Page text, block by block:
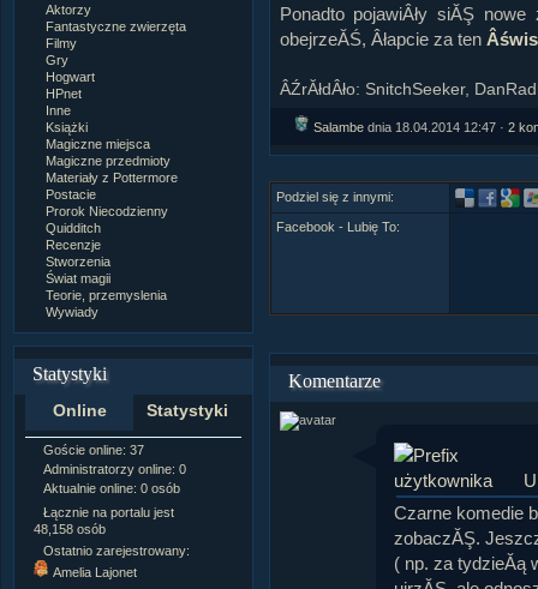
Aktorzy
Fantastyczne zwierzęta
Filmy
Gry
Hogwart
HPnet
Inne
Książki
Magiczne miejsca
Magiczne przedmioty
Materiały z Pottermore
Postacie
Prorok Niecodzienny
Quidditch
Recenzje
Stworzenia
Świat magii
Teorie, przemyslenia
Wywiady
Statystyki
Online Statystyki
Goście online: 37
Administratorzy online: 0
Aktualnie online: 0 osób
Łącznie na portalu jest
48,158 osób
Ostatnio zarejestrowany:
Amelia Lajonet
1,087
3,921
Komentarzy do materiałów:
3,327
Ponadto pojawiÂły siĂŞ
obejrzeĂŚ, Âłapcie za ten
ÂŹrĂłdÂło: SnitchSeeker,
Salambe dnia 18.04.2014 12:47 ·2
Podziel się z innymi:
Facebook - Lubię To:
Komentarze
Czarne komedie
zobaczĂŞ.
( np. za tydzieĂą